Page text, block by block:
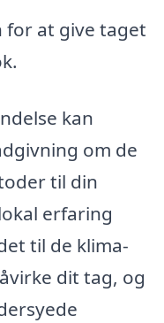
for at give taget
kan
om de
til din
erfaring
til de klima-
dit tag, og